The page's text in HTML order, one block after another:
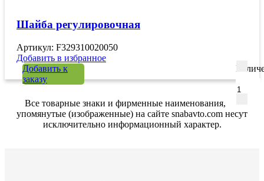
Шайба регулировочная
Артикул: F329310020050
Добавить в избранное
Добавить к
заказу
Все товарные знаки и фирменные наименования,
упомянутые (изображенные) на сайте snabavto.com несут
исключительно информационный характер.